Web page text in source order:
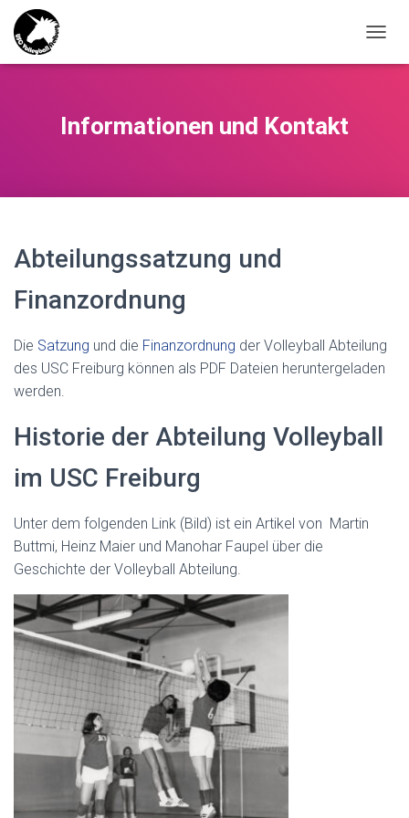
Informationen und Kontakt
Abteilungssatzung und
Finanzordnung
Die Satzung und die Finanzordnung der Volleyball Abteilung
des USC Freiburg können als PDF Dateien heruntergeladen
werden.
Historie der Abteilung Volleyball
im USC Freiburg
Unter dem folgenden Link (Bild) ist ein Artikel von Martin
Buttmi, Heinz Maier und Manohar Faupel über die
Geschichte der Volleyball Abteilung.